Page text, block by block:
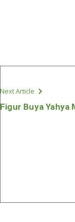
Next Article
Figur Buya Yahya